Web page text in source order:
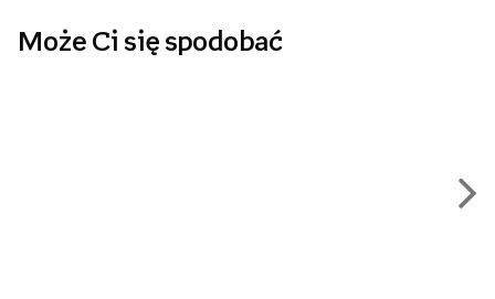
Może Ci się spodobać